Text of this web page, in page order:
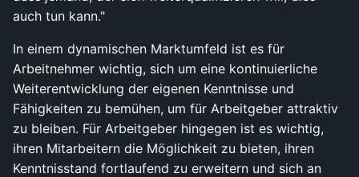
auch tun kann."
In einem dynamischen Marktumfeld ist es für
Arbeitnehmer wichtig, sich um eine kontinuierliche
Weiterentwicklung der eigenen Kenntnisse und
Fähigkeiten zu bemühen, um für Arbeitgeber attraktiv
zu bleiben. Für Arbeitgeber hingegen ist es wichtig,
ihren Mitarbeitern die Möglichkeit zu bieten, ihren
Kenntnisstand fortlaufend zu erweitern und sich an